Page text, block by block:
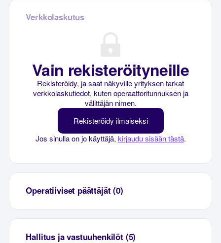
Verkkolaskutus
Vain rekisteröityneille
Rekisteröidy, ja saat näkyville yrityksen tarkat
verkkolaskutiedot, kuten operaattoritunnuksen ja
välittäjän nimen.
Rekisteröidy ilmaiseksi
Jos sinulla on jo käyttäjä, kirjaudu sisään tästä.
Operatiiviset päättäjät (0)
Hallitus ja vastuuhenkilöt (5)